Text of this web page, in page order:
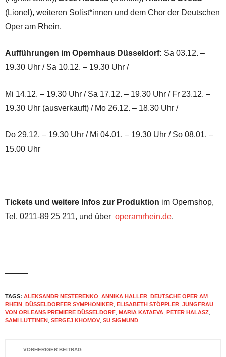
(Lionel), weiteren Solist*innen und dem Chor der Deutschen
Oper am Rhein.
Aufführungen im Opernhaus Düsseldorf: Sa 03.12. –
19.30 Uhr / Sa 10.12. – 19.30 Uhr /
Mi 14.12. – 19.30 Uhr / Sa 17.12. – 19.30 Uhr / Fr 23.12. –
19.30 Uhr (ausverkauft) / Mo 26.12. – 18.30 Uhr /
Do 29.12. – 19.30 Uhr / Mi 04.01. – 19.30 Uhr / So 08.01. –
15.00 Uhr
Tickets und weitere Infos zur Produktion im Opernshop,
Tel. 0211-89 25 211, und über operamrhein.de.
TAGS: ALEKSANDR NESTERENKO ANNIKA HALLER DEUTSCHE OPER AM
RHEIN DÜSSELDORFER SYMPHONIKER ELISABETH STÖPPLER JUNGFRAU
VON ORLEANS PREMIERE DÜSSELDORF MARIA KATAEVA PETER HALASZ
SAMI LUTTINEN SERGEJ KHOMOV SU SIGMUND
VORHERIGER BEITRAG